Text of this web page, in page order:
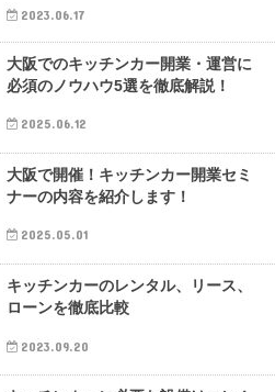
2023.06.17
大阪でのキッチンカー開業・運営に
必須のノウハウ5選を徹底解説！
2025.06.12
大阪で開催！キッチンカー開業セミ
ナーの内容を紹介します！
2025.05.01
キッチンカーのレンタル、リース、
ローンを徹底比較
2023.09.20